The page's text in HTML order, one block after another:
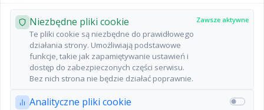
iShares MSCI
EMU Mid Cap
UCITS ETF EUR
(Acc)
0,49% Irlandia
Poprzednia
Niezbędne pliki cookie
Te pliki cookie są niezbędne do prawidłowego
działania strony. Umożliwiają podstawowe
funkcje, takie jak zapamiętywanie ustawień i
dostęp do zabezpieczonych części serwisu.
Bez nich strona nie będzie działać poprawnie.
Zawsze aktywne
Analityczne pliki cookie